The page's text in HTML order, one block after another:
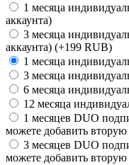
1 месяца
аккаунта)
3 месяца
аккаунта) (+199 RUB)
1 месяца
3 месяца
6 месяца
12 месяца
1 месяцев DUO
можете добавить
3 месяцев DUO
можете добавить